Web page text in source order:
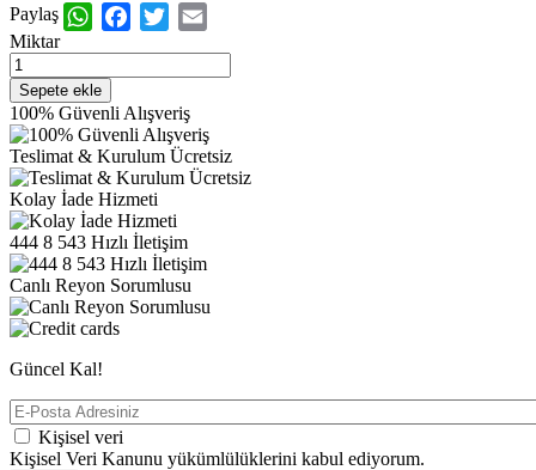
Paylaş
WhatsAppFacebook
Twitter
Miktar
100% Güvenli Alışveriş
Teslimat & Kurulum Ücretsiz
Kolay İade Hizmeti
444 8 543 Hızlı İletişim
Canlı Reyon Sorumlusu
Güncel Kal!
E-
Posta
Adresiniz
Kişisel veri
Kişisel Veri Kanunu yükümlülüklerini kabul ediyorum.